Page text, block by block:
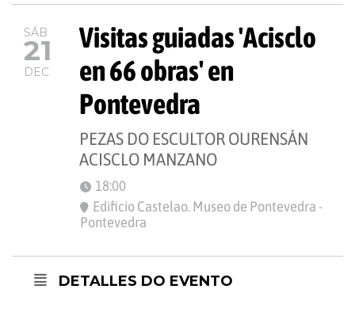
SÁB
21
DEC
Visitas guiadas 'Acisclo
en 66 obras' en
Pontevedra
PEZAS DO ESCULTOR OURENSÁN
ACISCLO MANZANO
18:00
Edificio Castelao. Museo de Pontevedra -
Pontevedra
DETALLES DO EVENTO